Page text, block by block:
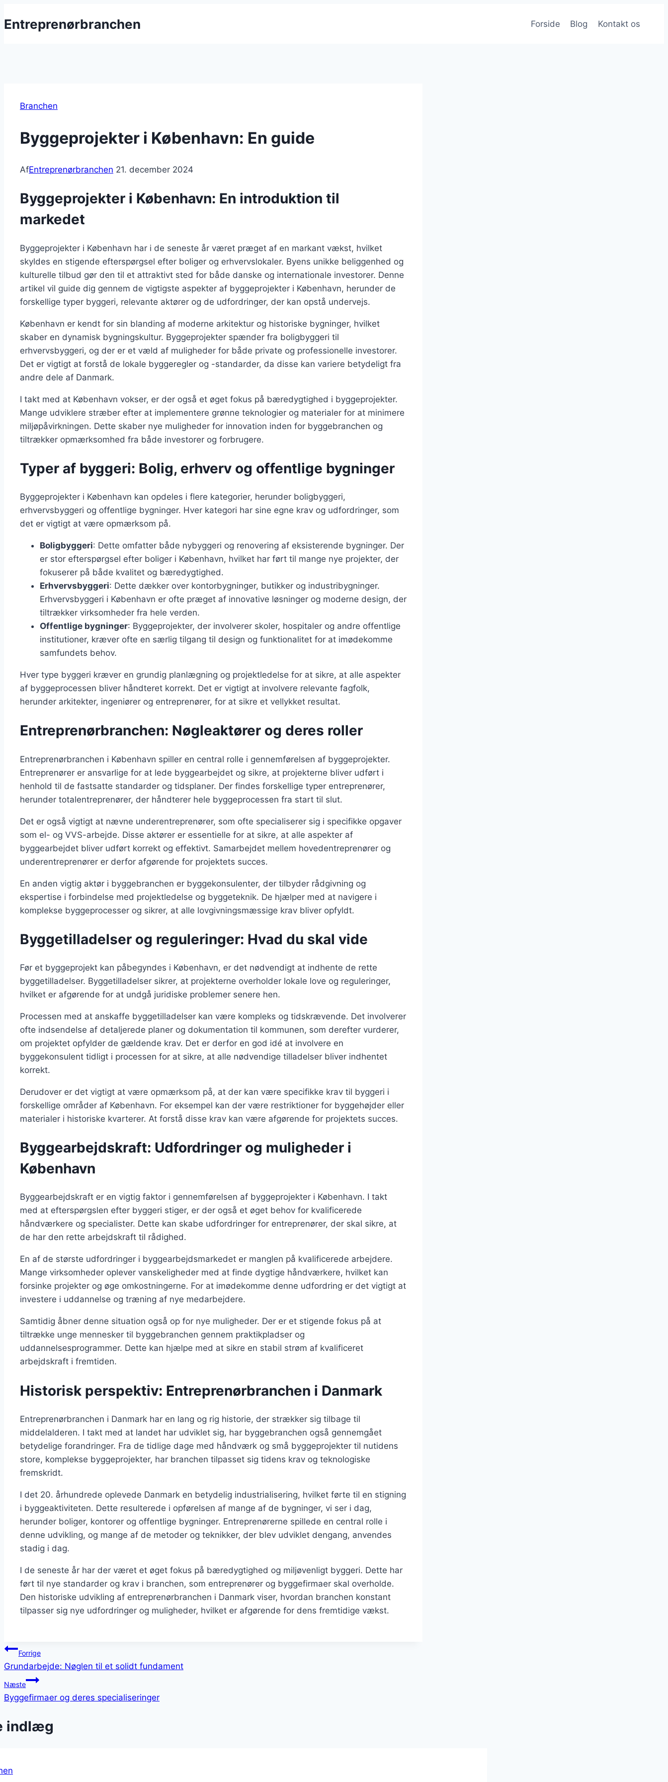
til
Entreprenørbranchen Forside Blog Kontakt os
Branchen
Byggeprojekter i København: En guide
AfEntreprenørbranchen 21. december 2024
Byggeprojekter i København: En introduktion til
markedet
Byggeprojekter i København har i de seneste år været præget af en markant vækst, hvilket
skyldes en stigende efterspørgsel efter boliger og erhvervslokaler. Byens unikke beliggenhed og
kulturelle tilbud gør den til et attraktivt sted for både danske og internationale investorer. Denne
artikel vil guide dig gennem de vigtigste aspekter af byggeprojekter i København, herunder de
forskellige typer byggeri, relevante aktører og de udfordringer, der kan opstå undervejs.
København er kendt for sin blanding af moderne arkitektur og historiske bygninger, hvilket
skaber en dynamisk bygningskultur. Byggeprojekter spænder fra boligbyggeri til
erhvervsbyggeri, og der er et væld af muligheder for både private og professionelle investorer.
Det er vigtigt at forstå de lokale byggeregler og -standarder, da disse kan variere betydeligt fra
andre dele af Danmark.
I takt med at København vokser, er der også et øget fokus på bæredygtighed i byggeprojekter.
Mange udviklere stræber efter at implementere grønne teknologier og materialer for at minimere
miljøpåvirkningen. Dette skaber nye muligheder for innovation inden for byggebranchen og
tiltrækker opmærksomhed fra både investorer og forbrugere.
Typer af byggeri: Bolig, erhverv og offentlige bygninger
Byggeprojekter i København kan opdeles i flere kategorier, herunder boligbyggeri,
erhvervsbyggeri og offentlige bygninger. Hver kategori har sine egne krav og udfordringer, som
det er vigtigt at være opmærksom på.
Boligbyggeri: Dette omfatter både nybyggeri og renovering af eksisterende bygninger. Der
er stor efterspørgsel efter boliger i København, hvilket har ført til mange nye projekter, der
fokuserer på både kvalitet og bæredygtighed.
Erhvervsbyggeri: Dette dækker over kontorbygninger, butikker og industribygninger.
Erhvervsbyggeri i København er ofte præget af innovative løsninger og moderne design, der
tiltrækker virksomheder fra hele verden.
Offentlige bygninger: Byggeprojekter, der involverer skoler, hospitaler og andre offentlige
institutioner, kræver ofte en særlig tilgang til design og funktionalitet for at imødekomme
samfundets behov.
Hver type byggeri kræver en grundig planlægning og projektledelse for at sikre, at alle aspekter
af byggeprocessen bliver håndteret korrekt. Det er vigtigt at involvere relevante fagfolk,
herunder arkitekter, ingeniører og entreprenører, for at sikre et vellykket resultat.
Entreprenørbranchen: Nøgleaktører og deres roller
Entreprenørbranchen i København spiller en central rolle i gennemførelsen af byggeprojekter.
Entreprenører er ansvarlige for at lede byggearbejdet og sikre, at projekterne bliver udført i
henhold til de fastsatte standarder og tidsplaner. Der findes forskellige typer entreprenører,
herunder totalentreprenører, der håndterer hele byggeprocessen fra start til slut.
Det er også vigtigt at nævne underentreprenører, som ofte specialiserer sig i specifikke opgaver
som el- og VVS-arbejde. Disse aktører er essentielle for at sikre, at alle aspekter af
byggearbejdet bliver udført korrekt og effektivt. Samarbejdet mellem hovedentreprenører og
underentreprenører er derfor afgørende for projektets succes.
En anden vigtig aktør i byggebranchen er byggekonsulenter, der tilbyder rådgivning og
ekspertise i forbindelse med projektledelse og byggeteknik. De hjælper med at navigere i
komplekse byggeprocesser og sikrer, at alle lovgivningsmæssige krav bliver opfyldt.
Byggetilladelser og reguleringer: Hvad du skal vide
Før et byggeprojekt kan påbegyndes i København, er det nødvendigt at indhente de rette
byggetilladelser. Byggetilladelser sikrer, at projekterne overholder lokale love og reguleringer,
hvilket er afgørende for at undgå juridiske problemer senere hen.
Processen med at anskaffe byggetilladelser kan være kompleks og tidskrævende. Det involverer
ofte indsendelse af detaljerede planer og dokumentation til kommunen, som derefter vurderer,
om projektet opfylder de gældende krav. Det er derfor en god idé at involvere en
byggekonsulent tidligt i processen for at sikre, at alle nødvendige tilladelser bliver indhentet
korrekt.
Derudover er det vigtigt at være opmærksom på, at der kan være specifikke krav til byggeri i
forskellige områder af København. For eksempel kan der være restriktioner for byggehøjder eller
materialer i historiske kvarterer. At forstå disse krav kan være afgørende for projektets succes.
Byggearbejdskraft: Udfordringer og muligheder i
København
Byggearbejdskraft er en vigtig faktor i gennemførelsen af byggeprojekter i København. I takt
med at efterspørgslen efter byggeri stiger, er der også et øget behov for kvalificerede
håndværkere og specialister. Dette kan skabe udfordringer for entreprenører, der skal sikre, at
de har den rette arbejdskraft til rådighed.
En af de største udfordringer i byggearbejdsmarkedet er manglen på kvalificerede arbejdere.
Mange virksomheder oplever vanskeligheder med at finde dygtige håndværkere, hvilket kan
forsinke projekter og øge omkostningerne. For at imødekomme denne udfordring er det vigtigt at
investere i uddannelse og træning af nye medarbejdere.
Samtidig åbner denne situation også op for nye muligheder. Der er et stigende fokus på at
tiltrække unge mennesker til byggebranchen gennem praktikpladser og
uddannelsesprogrammer. Dette kan hjælpe med at sikre en stabil strøm af kvalificeret
arbejdskraft i fremtiden.
Historisk perspektiv: Entreprenørbranchen i Danmark
Entreprenørbranchen i Danmark har en lang og rig historie, der strækker sig tilbage til
middelalderen. I takt med at landet har udviklet sig, har byggebranchen også gennemgået
betydelige forandringer. Fra de tidlige dage med håndværk og små byggeprojekter til nutidens
store, komplekse byggeprojekter, har branchen tilpasset sig tidens krav og teknologiske
fremskridt.
I det 20. århundrede oplevede Danmark en betydelig industrialisering, hvilket førte til en stigning
i byggeaktiviteten. Dette resulterede i opførelsen af mange af de bygninger, vi ser i dag,
herunder boliger, kontorer og offentlige bygninger. Entreprenørerne spillede en central rolle i
denne udvikling, og mange af de metoder og teknikker, der blev udviklet dengang, anvendes
stadig i dag.
I de seneste år har der været et øget fokus på bæredygtighed og miljøvenligt byggeri. Dette har
ført til nye standarder og krav i branchen, som entreprenører og byggefirmaer skal overholde.
Den historiske udvikling af entreprenørbranchen i Danmark viser, hvordan branchen konstant
tilpasser sig nye udfordringer og muligheder, hvilket er afgørende for dens fremtidige vækst.
Indlægsnavigation
Forrige
Grundarbejde: Nøglen til et solidt fundament
Næste
Byggefirmaer og deres specialiseringer
indlæg